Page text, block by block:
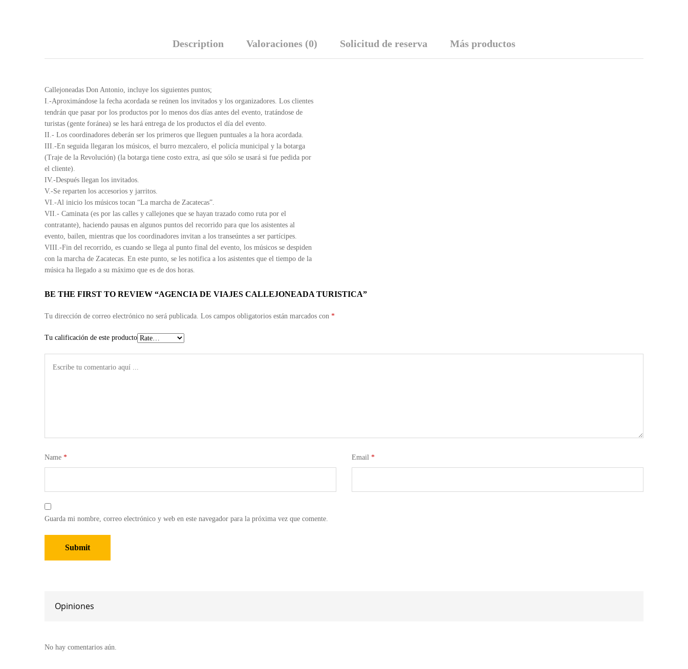
Description Valoraciones (0) Solicitud de reserva Más productos
Callejoneadas Don Antonio, incluye los siguientes puntos;
I.-Aproximándose la fecha acordada se reúnen los invitados y los organizadores. Los clientes
tendrán que pasar por los productos por lo menos dos días antes del evento, tratándose de
turistas (gente foránea) se les hará entrega de los productos el día del evento.
II.- Los coordinadores deberán ser los primeros que lleguen puntuales a la hora acordada.
III.-En seguida llegaran los músicos, el burro mezcalero, el policía municipal y la botarga
(Traje de la Revolución) (la botarga tiene costo extra, así que sólo se usará si fue pedida por
el cliente).
IV.-Después llegan los invitados.
V.-Se reparten los accesorios y jarritos.
VI.-Al inicio los músicos tocan “La marcha de Zacatecas”.
VII.- Caminata (es por las calles y callejones que se hayan trazado como ruta por el
contratante), haciendo pausas en algunos puntos del recorrido para que los asistentes al
evento, bailen, mientras que los coordinadores invitan a los transeúntes a ser partícipes.
VIII.-Fin del recorrido, es cuando se llega al punto final del evento, los músicos se despiden
con la marcha de Zacatecas. En este punto, se les notifica a los asistentes que el tiempo de la
música ha llegado a su máximo que es de dos horas.
BE THE FIRST TO REVIEW “AGENCIA DE VIAJES CALLEJONEADA TURISTICA”
Tu dirección de correo electrónico no será publicada. Los campos obligatorios están marcados con *
Tu calificación de este producto
Name * Email *
Guarda mi nombre, correo electrónico y web en este navegador para la próxima vez que comente.
Opiniones
No hay comentarios aún.